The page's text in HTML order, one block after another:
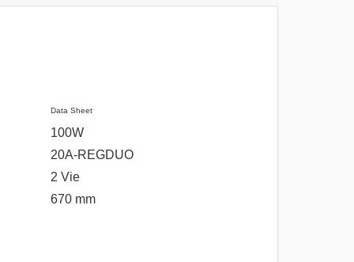
Data Sheet
100W
20A-REGDUO
2 Vie
670 mm